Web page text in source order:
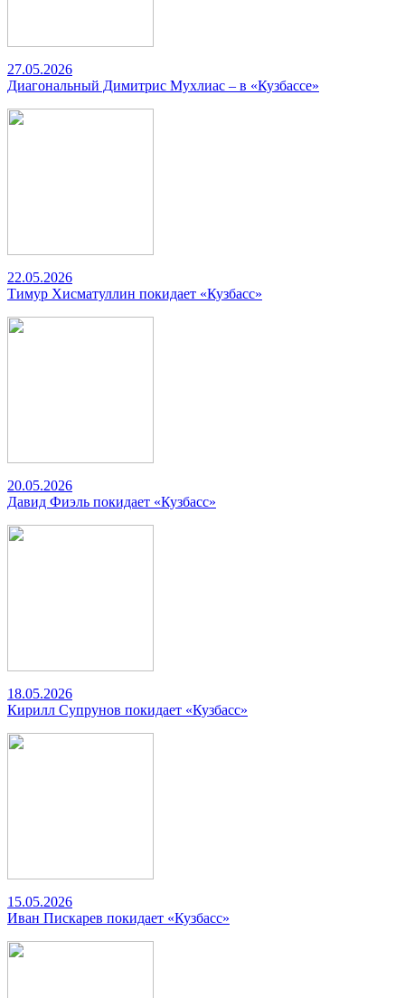
27.05.2026
Диагональный Димитрис Мухлиас – в «Кузбассе»
22.05.2026
Тимур Хисматуллин покидает «Кузбасс»
20.05.2026
Давид Фиэль покидает «Кузбасс»
18.05.2026
Кирилл Супрунов покидает «Кузбасс»
15.05.2026
Иван Пискарев покидает «Кузбасс»